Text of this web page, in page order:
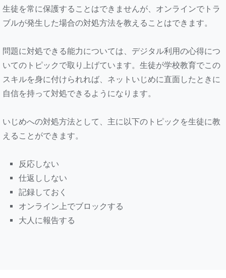
生徒を常に保護することはできませんが、オンラインでトラ
ブルが発生した場合の対処方法を教えることはできます。
問題に対処できる能力については、デジタル利用の心得につ
いてのトピックで取り上げています。生徒が学校教育でこの
スキルを身に付けられれば、ネットいじめに直面したときに
自信を持って対処できるようになります。
いじめへの対処方法として、主に以下のトピックを生徒に教
えることができます。
反応しない
仕返ししない
記録しておく
オンライン上でブロックする
大人に報告する